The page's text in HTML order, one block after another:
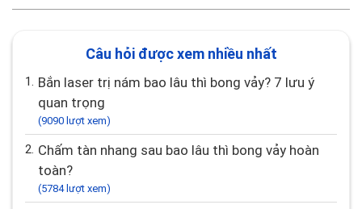
Câu hỏi được xem nhiều nhất
1. Bắn laser trị nám bao lâu thì bong vảy? 7 lưu ý
quan trọng
(9090 lượt xem)
2. Chấm tàn nhang sau bao lâu thì bong vảy hoàn
toàn?
(5784 lượt xem)